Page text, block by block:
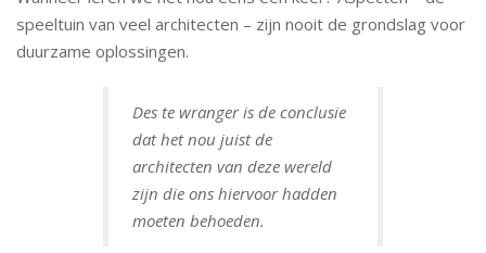
speeltuin van veel architecten – zijn nooit de grondslag voor
duurzame oplossingen.
Des te wranger is de conclusie
dat het nou juist de
architecten van deze wereld
zijn die ons hiervoor hadden
moeten behoeden.